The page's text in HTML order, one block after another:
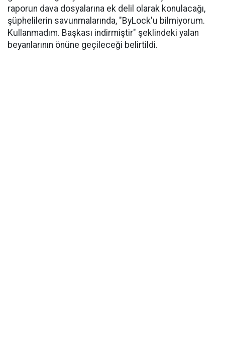
raporun dava dosyalarına ek delil olarak konulacağı,
şüphelilerin savunmalarında, "ByLock'u bilmiyorum.
Kullanmadım. Başkası indirmiştir" şeklindeki yalan
beyanlarının önüne geçileceği belirtildi.